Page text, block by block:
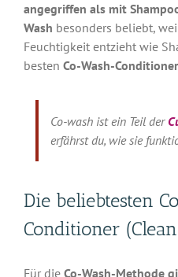
angegriffen als mit
Wash besonders beliebt,
Feuchtigkeit entzieht wie
besten Co-Wash-
Co-wash ist ein Teil der
erfährst du, wie sie
Die beliebtesten
Conditioner
Für dieCo-Wash-Methode